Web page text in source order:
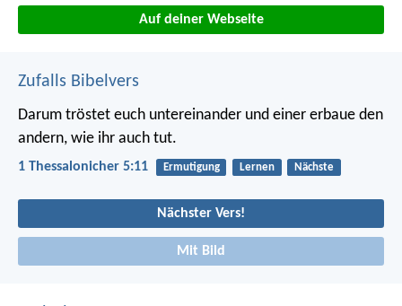
Auf deiner Webseite
Zufalls Bibelvers
Darum tröstet euch untereinander und einer erbaue den
andern, wie ihr auch tut.
1 Thessalonicher 5:11 Ermutigung Lernen Nächste
Nächster Vers!
Mit Bild